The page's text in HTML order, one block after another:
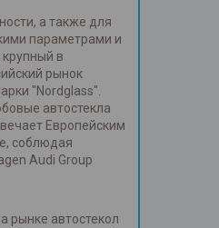
а также для
параметрами и
в
рынок
"Nordglass".
автостекла
Европейским
соблюдая
Audi Group
рынке автостекол